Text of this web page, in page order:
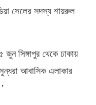
সেলের সদস্য শায়রুল
সিঙ্গাপুর থেকে ঢাকায়
আবাসিক এলাকার